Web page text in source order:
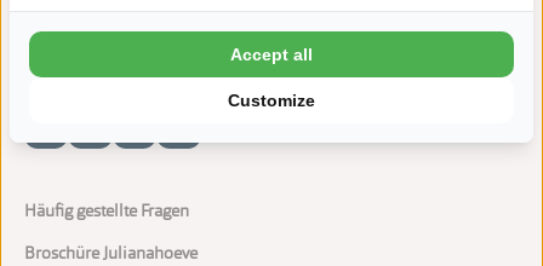
Der komplette Campingplatz ist haustierfrei
Häufig gestellte Fragen
Broschüre Julianahoeve
Customize
Accept all